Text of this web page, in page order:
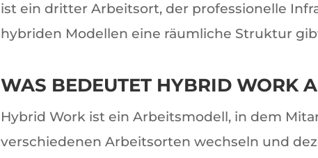
ist ein dritter Arbeitsort, der professionelle
hybriden Modellen eine räumliche Struktur
WAS BEDEUTET HYBRID WORK
Hybrid Work ist ein Arbeitsmodell, in dem
verschiedenen Arbeitsorten wechseln und